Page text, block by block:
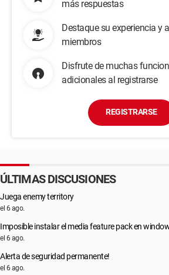
más respuestas
Destaque su experiencia y
miembros
Disfrute de muchas
adicionales al registrarse
REGISTRARSE
ÚLTIMAS DISCUSIONES
Juega enemy territory
el 6 ago.
Imposible instalar el media feature pack en
el 6 ago.
Alerta de seguridad permanente!
el 6 ago.